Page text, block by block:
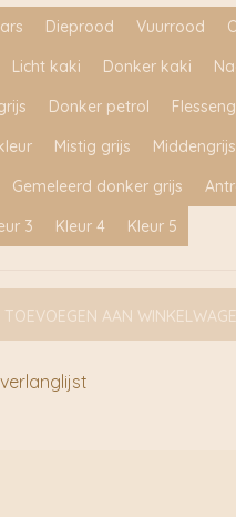
Dieprood Vuurrood
Licht kaki Donker kaki
Donker petrol
Mistig grijs
Middengrijs
Gemeleerd donker grijs
3 Kleur 4 Kleur 5
TOEVOEGEN AAN